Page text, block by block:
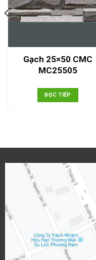
Gạch 25×50 CMC
MC25505
ĐỌC TIẾP